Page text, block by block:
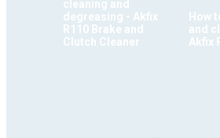
cleaning and
degreasing - Akfix
R110 Brake and
Clutch Cleaner
How
and
Akfix